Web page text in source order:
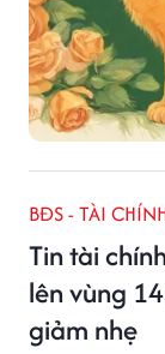
BĐS - TÀI
Tin tài
lên vùng
giảm nhẹ